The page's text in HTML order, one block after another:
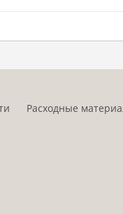
Расходные